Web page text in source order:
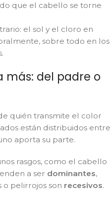
que el cabello se torne
el sol y el cloro en
sobre todo en los
más: del padre o
quién transmite el color
están distribuidos entre
aporta su parte.
rasgos, como el cabello
a ser dominantes,
o pelirrojos son recesivos.